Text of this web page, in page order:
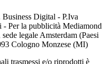
Digital - P.Iva
Per la pubblicità Mediamond
legale Amsterdam (Paesi
Cologno Monzese (MI)
trasmessi e/o riprodotti è